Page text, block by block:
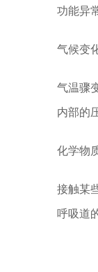
功能异
气候变
气温骤
内部的
化学物
接触某
呼吸道